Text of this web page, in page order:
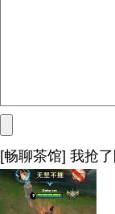
[畅聊茶馆] 我抢